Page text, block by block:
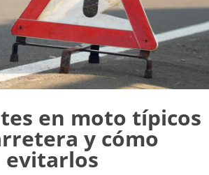
en moto típicos
y cómo
evitarlos